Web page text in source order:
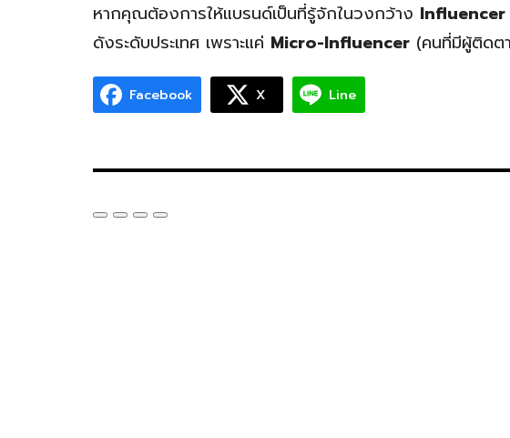
หากคุณต้องการให้แบรนด์เป็นที่รู้จักในวงกว้าง Influencer
ดังระดับประเทศ เพราะแค่ Micro-Influencer (คนที่มีผู้ติด
Facebook X Line